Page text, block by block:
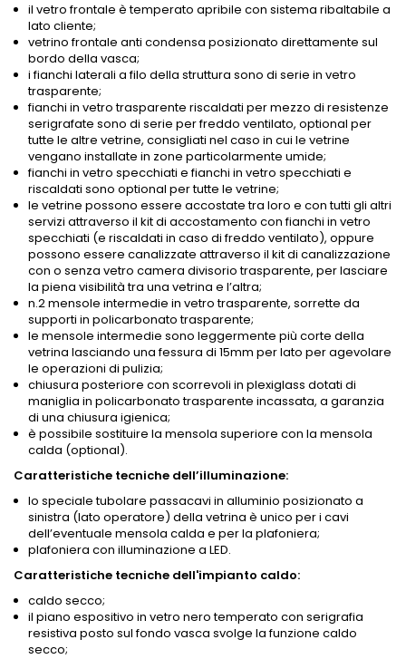
il vetro frontale è temperato apribile con sistema ribaltabile a
lato cliente;
vetrino frontale anti condensa posizionato direttamente sul
bordo della vasca;
i fianchi laterali a filo della struttura sono di serie in vetro
trasparente;
fianchi in vetro trasparente riscaldati per mezzo di resistenze
serigrafate sono di serie per freddo ventilato, optional per
tutte le altre vetrine, consigliati nel caso in cui le vetrine
vengano installate in zone particolarmente umide;
fianchi in vetro specchiati e fianchi in vetro specchiati e
riscaldati sono optional per tutte le vetrine;
le vetrine possono essere accostate tra loro e con tutti gli altri
servizi attraverso il kit di accostamento con fianchi in vetro
specchiati (e riscaldati in caso di freddo ventilato), oppure
possono essere canalizzate attraverso il kit di canalizzazione
con o senza vetro camera divisorio trasparente, per lasciare
la piena visibilità tra una vetrina e l’altra;
n.2 mensole intermedie in vetro trasparente, sorrette da
supporti in policarbonato trasparente;
le mensole intermedie sono leggermente più corte della
vetrina lasciando una fessura di 15mm per lato per agevolare
le operazioni di pulizia;
chiusura posteriore con scorrevoli in plexiglass dotati di
maniglia in policarbonato trasparente incassata, a garanzia
di una chiusura igienica;
è possibile sostituire la mensola superiore con la mensola
calda (optional).
Caratteristiche tecniche dell’illuminazione:
lo speciale tubolare passacavi in alluminio posizionato a
sinistra (lato operatore) della vetrina è unico per i cavi
dell’eventuale mensola calda e per la plafoniera;
plafoniera con illuminazione a LED.
Caratteristiche tecniche dell'impianto caldo:
caldo secco;
il piano espositivo in vetro nero temperato con serigrafia
resistiva posto sul fondo vasca svolge la funzione caldo
secco;